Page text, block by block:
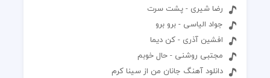
رضا شیری - پشت سرت
جواد الیاسی - برو برو
افشین آذری - کن دیما
مجتبی روشنی - حال خوبم
دانلود آهنگ جانان من از سینا کرم